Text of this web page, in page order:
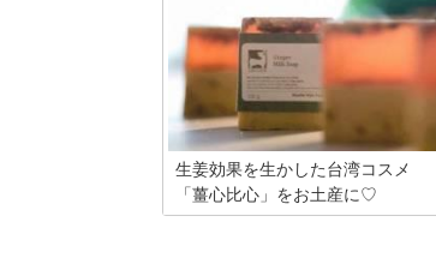
くことのできる人気都市である台北。親
日国として知られる台湾は海外旅行初心
者の方にもおすすめです。台北を訪れた
ら絶対に行っておきたい定番の観光名所
をまとめてみました！
生姜効果を生かした台湾コスメ
「薑心比心」をお土産に♡